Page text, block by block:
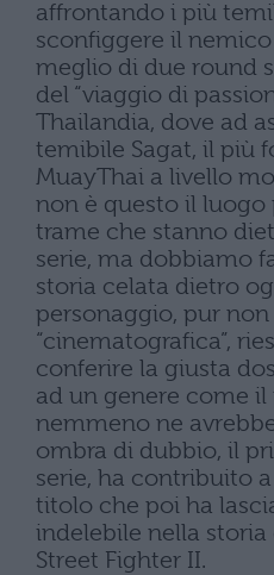
affrontando i più
sconfiggere il
meglio di due round
del “viaggio di
Thailandia, dove ad
temibile Sagat, il più
MuayThai a livello
non è questo il luogo
trame che stanno
serie, ma dobbiamo
storia celata dietro
personaggio, pur non
“cinematografica”,
conferire la giusta
ad un genere come
nemmeno ne
ombra di dubbio, il
serie, ha contribuito
titolo che poi ha
indelebile nella
Street Fighter II.